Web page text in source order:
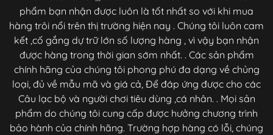
phẩm bạn nhận được luôn là tốt nhất so với khi mua
hàng trôi nổi trên thị trường hiện nay . Chúng tôi luôn cam
kết ,cố gắng dự trữ lớn số lượng hàng , vì vậy bạn nhận
được hàng trong thời gian sớm nhất. . Các sản phẩm
chính hãng của chúng tôi phong phú đa dạng về chủng
loại, đủ về mẫu mã và giá cả, Để đáp ứng được cho các
Câu lạc bộ và người chơi tiêu dùng ,cá nhân. . Mọi sản
phẩm do chúng tôi cung cấp được hưởng chương trình
bảo hành của chính hãng. Trường hợp hàng có lỗi, chúng